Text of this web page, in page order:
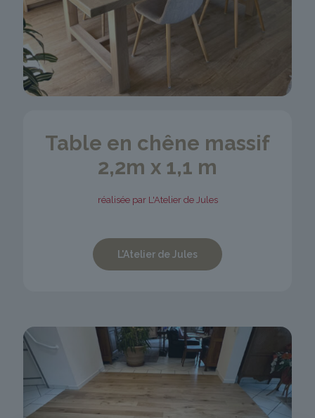
Table en chêne massif
2,2m x 1,1 m
réalisée par L'Atelier de Jules
L'Atelier de Jules